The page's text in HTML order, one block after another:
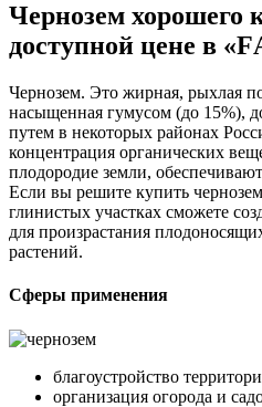
Чернозем хорошего
доступной цене в
Чернозем. Это жирная, рыхлая
насыщенная гумусом (до 15%),
путем в некоторых районах
концентрация органических
плодородие земли,
Если вы решите купить
глинистых участках сможете
для произрастания
растений.
Сферы применения
благоустройство
организация огорода и